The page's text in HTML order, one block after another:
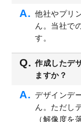
を
2023/5/9
書
追
2023/4/20
2023/4/18
セ
レ
他社やプリ
ん。当社で
す。
作成したデ
ますか？
デザインデ
ん。ただし
（解像度を